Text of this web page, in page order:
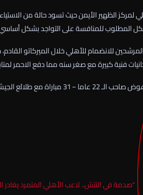
لمركز الظهير الأيمن حيث تسود حالة من
المطلوب للمنافسة على التواجد بشكل
للانضمام للأهلي خلال الميركاتو
فنية كبيرة مع صغر سنه مما دفع الاحمر
– 31 مباراة مع طلائع الجيش
“صدمة في التتش.. لاعب الأهلي المتمرد